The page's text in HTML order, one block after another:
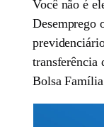
Você não é
Desemprego
transferência
Bolsa